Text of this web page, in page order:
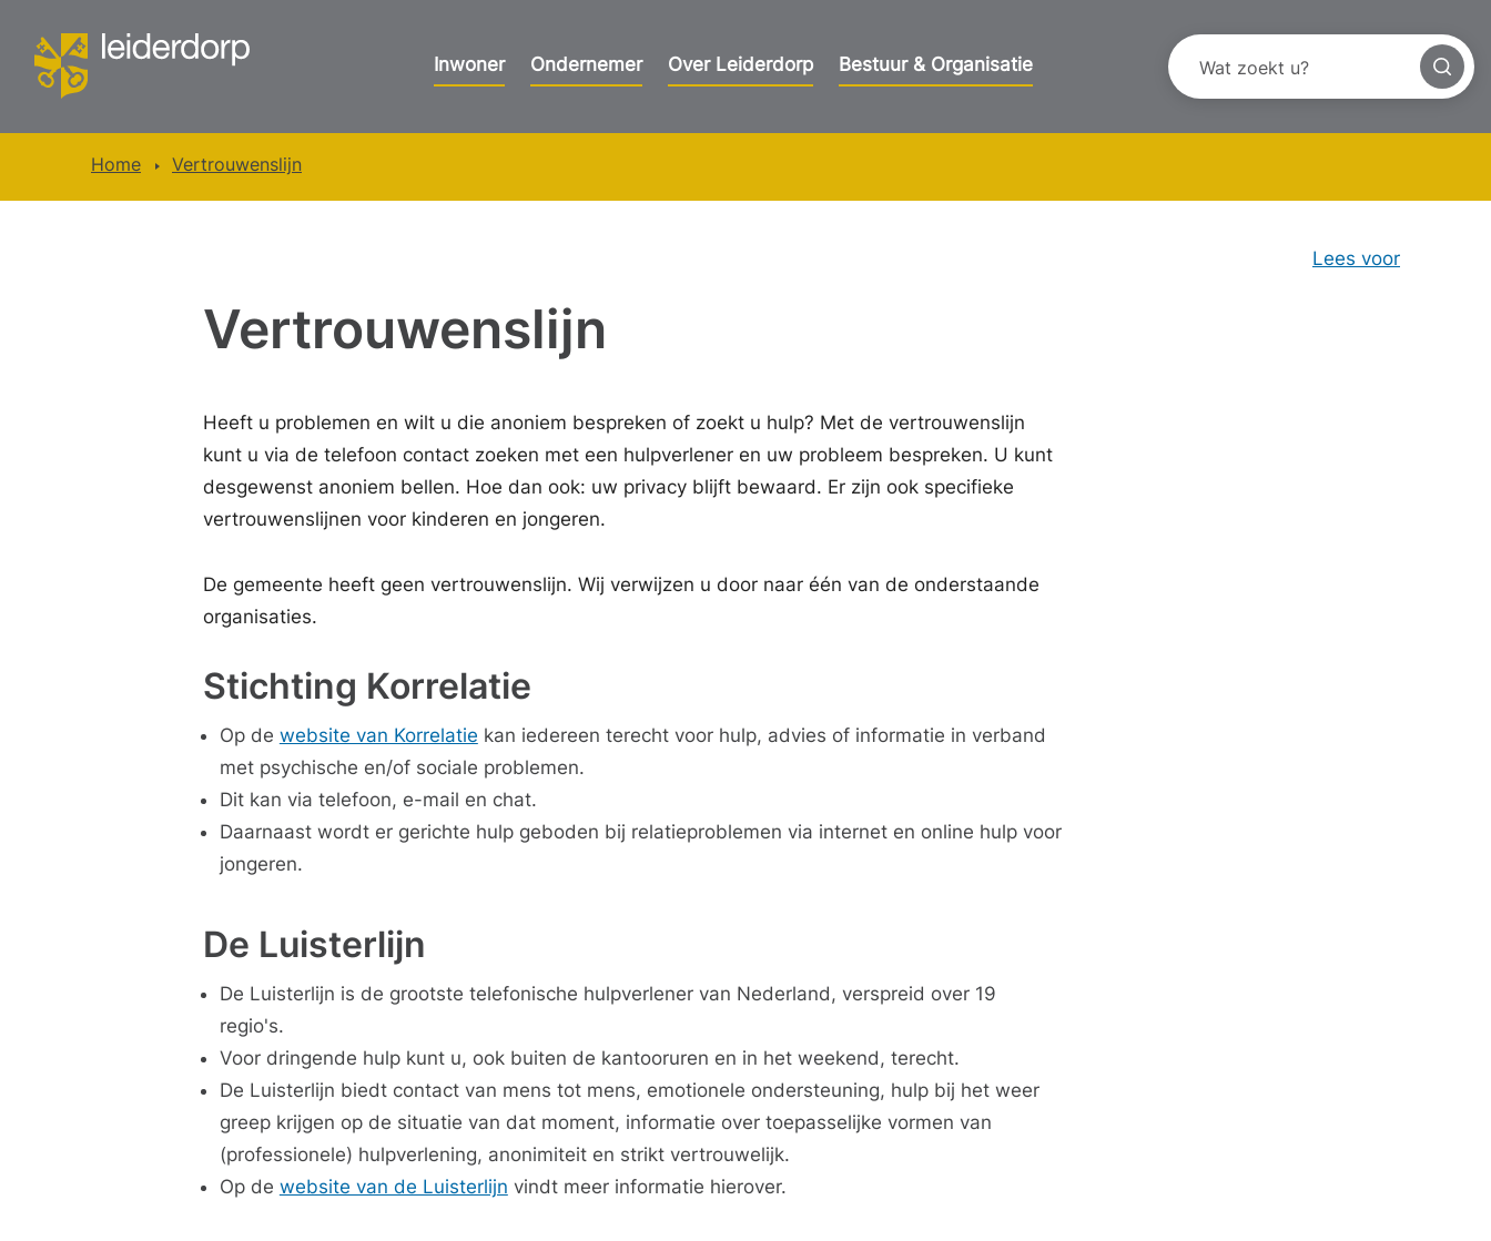
Inwoner Ondernemer Over Leiderdorp Bestuur & Organisatie
Home Vertrouwenslijn
Lees voor
Vertrouwenslijn
Heeft u problemen en wilt u die anoniem bespreken of zoekt u hulp? Met de vertrouwenslijn
kunt u via de telefoon contact zoeken met een hulpverlener en uw probleem bespreken. U kunt
desgewenst anoniem bellen. Hoe dan ook: uw privacy blijft bewaard. Er zijn ook specifieke
vertrouwenslijnen voor kinderen en jongeren.
De gemeente heeft geen vertrouwenslijn. Wij verwijzen u door naar één van de onderstaande
organisaties.
Stichting Korrelatie
Op de website van Korrelatie kan iedereen terecht voor hulp, advies of informatie in verband
met psychische en/of sociale problemen.
Dit kan via telefoon, e-mail en chat.
Daarnaast wordt er gerichte hulp geboden bij relatieproblemen via internet en online hulp voor
jongeren.
De Luisterlijn
De Luisterlijn is de grootste telefonische hulpverlener van Nederland, verspreid over 19
regio's.
Voor dringende hulp kunt u, ook buiten de kantooruren en in het weekend, terecht.
De Luisterlijn biedt contact van mens tot mens, emotionele ondersteuning, hulp bij het weer
greep krijgen op de situatie van dat moment, informatie over toepasselijke vormen van
(professionele) hulpverlening, anonimiteit en strikt vertrouwelijk.
Op de website van de Luisterlijn vindt meer informatie hierover.